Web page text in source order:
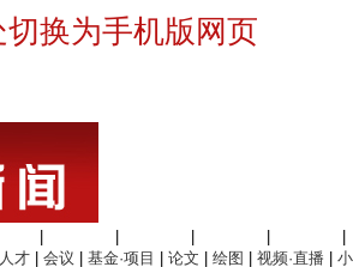
切换为手机版网页
人才 会议 基金·项目 论文 绘图 视频·直播